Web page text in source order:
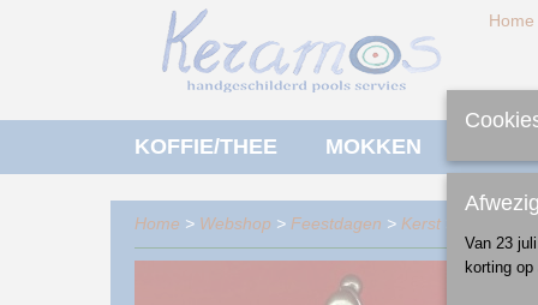
Home
KOFFIE/THEE MOKKEN
Home > Webshop > Feestdagen > Kerst
Afwezig
Van 23
korting